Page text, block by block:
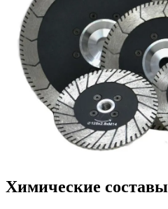
Химические составы